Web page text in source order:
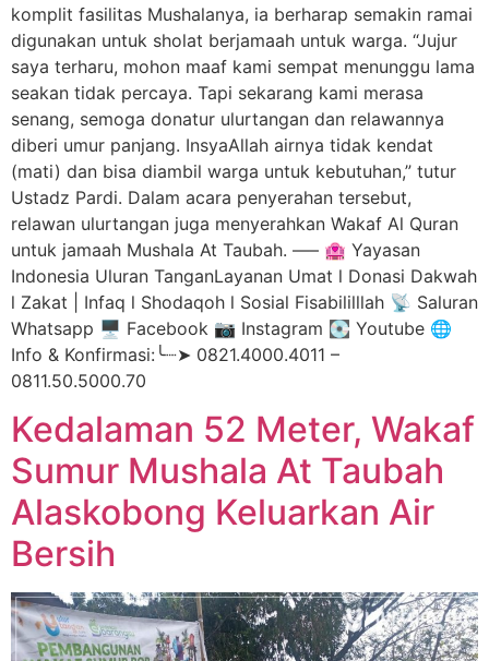
komplit fasilitas Mushalanya, ia berharap semakin ramai
digunakan untuk sholat berjamaah untuk warga. “Jujur
saya terharu, mohon maaf kami sempat menunggu lama
seakan tidak percaya. Tapi sekarang kami merasa
senang, semoga donatur ulurtangan dan relawannya
diberi umur panjang. InsyaAllah airnya tidak kendat
(mati) dan bisa diambil warga untuk kebutuhan,” tutur
Ustadz Pardi. Dalam acara penyerahan tersebut,
relawan ulurtangan juga menyerahkan Wakaf Al Quran
untuk jamaah Mushala At Taubah. —– 🏩 Yayasan
Indonesia Uluran TanganLayanan Umat l Donasi Dakwah
l Zakat | Infaq l Shodaqoh l Sosial Fisabililllah 📡 Saluran
Whatsapp 🖥️ Facebook 📷 Instagram 💽 Youtube 🌐
Info & Konfirmasi:╰┈➤ 0821.4000.4011 –
0811.50.5000.70
Kedalaman 52 Meter, Wakaf
Sumur Mushala At Taubah
Alaskobong Keluarkan Air
Bersih